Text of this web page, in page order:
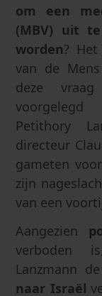
om een
(MBV) uit
worden?
van de
deze
Petithory
directeur
gameten
zijn
van een
Aangezien
verboden
Lanzmann de
naar Israël